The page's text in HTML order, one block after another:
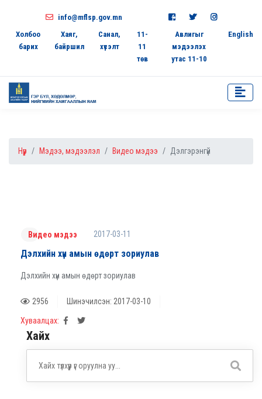
info@mflsp.gov.mn
Холбоо
барих
Хаяг,
байршил
Санал,
хүсэлт
11-
11
төв
Авлигыг
мэдээлэх
утас 11-10
English
Нүүр Мэдээ, мэдээлэл Видео мэдээ Дэлгэрэнгүй
Видео мэдээ 2017-03-11
Дэлхийн хүн амын өдөрт зориулав
Дэлхийн хүн амын өдөрт зориулав
2956 Шинэчилсэн: 2017-03-10
Хуваалцах:
Хайх